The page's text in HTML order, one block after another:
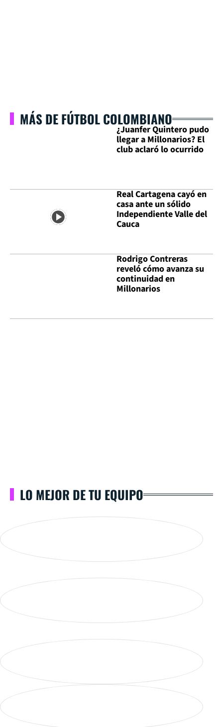
MÁS DE FÚTBOL COLOMBIANO
¿Juanfer Quintero pudo
llegar a Millonarios? El
club aclaró lo ocurrido
Real Cartagena cayó en
casa ante un sólido
Independiente Valle del
Cauca
Rodrigo Contreras
reveló cómo avanza su
continuidad en
Millonarios
LO MEJOR DE TU EQUIPO